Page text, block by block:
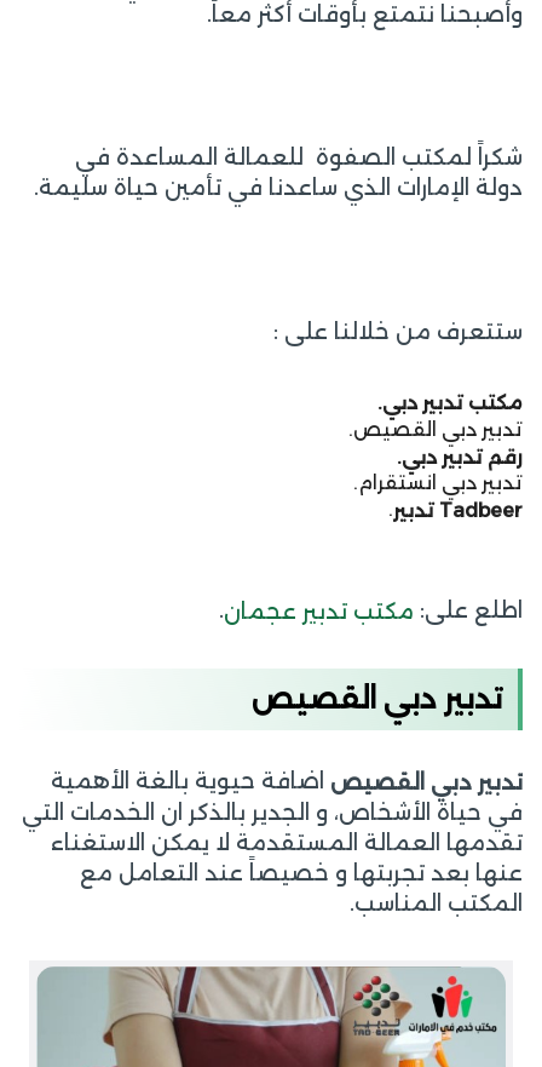
وأصبحنا نتمتع بأوقات أكثر معاً.
شكراً لمكتب الصفوة للعمالة المساعدة في
دولة الإمارات الذي ساعدنا في تأمين حياة سليمة.
ستتعرف من خلالنا على :
مكتب تدبير دبي.
تدبير دبي القصيص.
رقم تدبير دبي.
تدبير دبي انستقرام.
Tadbeer تدبير.
اطلع على: مكتب تدبير عجمان.
تدبير دبي القصيص
تدبير دبي القصيص اضافة حيوية بالغة الأهمية
في حياة الأشخاص، و الجدير بالذكر ان الخدمات التي
تقدمها العمالة المستقدمة لا يمكن الاستغناء
عنها بعد تجربتها و خصيصاً عند التعامل مع
المكتب المناسب.